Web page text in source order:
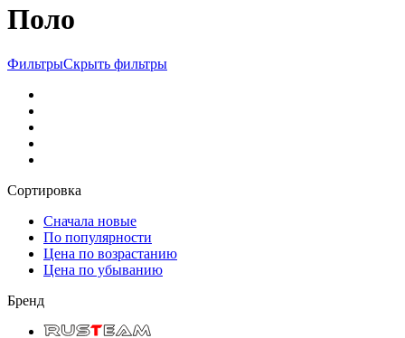
Поло
ФильтрыСкрыть фильтры
Сортировка
Сначала новые
По популярности
Цена по возрастанию
Цена по убыванию
Бренд